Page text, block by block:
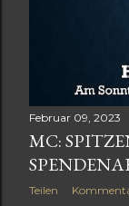
Februar 09, 2023
MC:
Teilen